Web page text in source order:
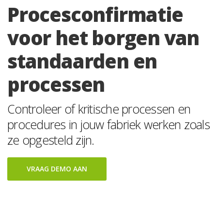
Procesconfirmatie
voor het borgen van
standaarden en
processen
Controleer of kritische processen en
procedures in jouw fabriek werken zoals
ze opgesteld zijn.
VRAAG DEMO AAN